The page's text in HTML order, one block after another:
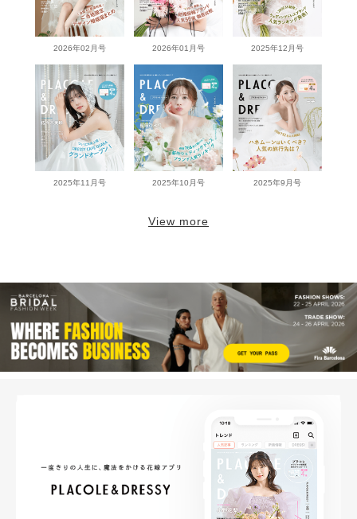
2026年02月号 2026年01月号 2025年12月号
2025年11月号 2025年10月号 2025年9月号
View more